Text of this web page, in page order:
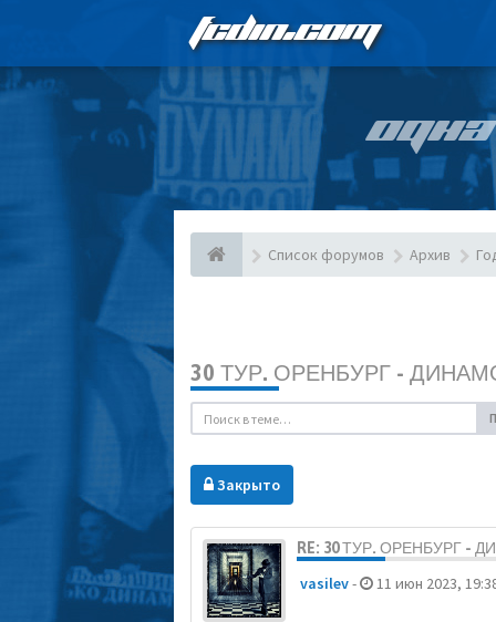
FCDIN.COM
Список форумов Архив
30 ТУР. ОРЕНБУРГ -
Закрыто
RE: 30 ТУР. ОРЕНБУРГ -
vasilev- 11 июн 2023,